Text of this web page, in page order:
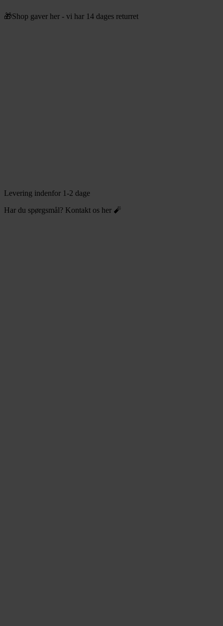
til
🎁Shop gaver her - vi har 14 dages returret
Levering indenfor 1-2 dage
Har du spørgsmål? Kontakt os her 🧨